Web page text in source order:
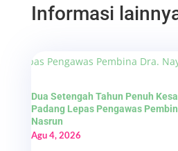
Informasi
Dua Setengah Tahun Penuh
Padang Lepas Pengawas
Nasrun
Agu 4, 2026